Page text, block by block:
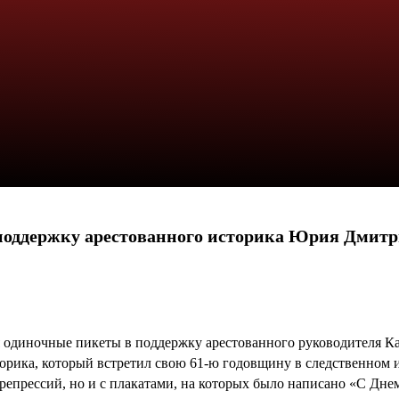
арестованного историка Юрия
пикеты в поддержку арестованного руководителя
который встретил свою 61-ю годовщину в следственном
репрессий, но и с плакатами, на которых было написано «С